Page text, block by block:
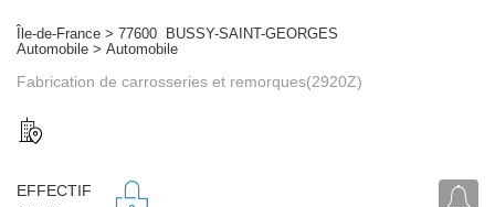
Île-de-France > 77600 BUSSY-SAINT-GEORGES
Automobile > Automobile
Fabrication de carrosseries et remorques(2920Z)
EFFECTIF